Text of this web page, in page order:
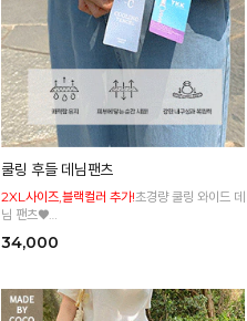
쿨링 후들 데님팬츠
2XL사이즈,블랙컬러 추가!초경량 쿨링 와이드 데
님 팬츠♥
34,000